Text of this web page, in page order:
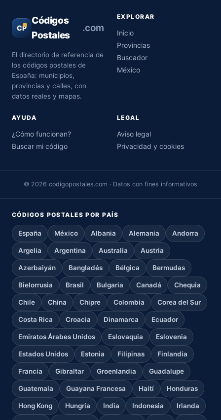
CP
Códigos
Postales
.com
El directorio de referencia de
los códigos postales de
España: municipios,
provincias y calles, con
datos reales y mapas.
EXPLORAR
Inicio
Provincias
Buscador
México
AYUDA
¿Cómo funcionan?
Buscar mi código
LEGAL
Aviso legal
Privacidad y cookies
© 2026 codigopostales.com · Datos con fines informativos
CÓDIGOS POSTALES POR PAÍS
España México Albania Alemania Andorra
Argelia Argentina Australia Austria
Azerbaiyán Bangladés Bélgica Bermudas
Bielorrusia Brasil Bulgaria Canadá Chequia
Chile China Chipre Colombia Corea del Sur
Costa Rica Croacia Dinamarca Ecuador
Emiratos Árabes Unidos Eslovaquia Eslovenia
Estados Unidos Estonia Filipinas Finlandia
Francia Gibraltar Groenlandia Guadalupe
Guatemala Guayana Francesa Haití Honduras
Hong Kong Hungría India Indonesia Irlanda